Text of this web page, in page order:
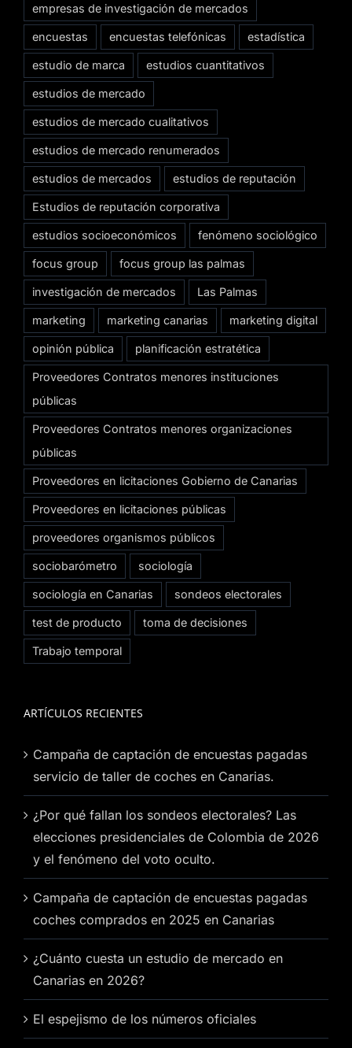
empresas de investigación de mercados
encuestas encuestas telefónicas estadística
estudio de marca estudios cuantitativos
estudios de mercado
estudios de mercado cualitativos
estudios de mercado renumerados
estudios de mercados estudios de reputación
Estudios de reputación corporativa
estudios socioeconómicos fenómeno sociológico
focus group focus group las palmas
investigación de mercados Las Palmas
marketing marketing canarias marketing digital
opinión pública planificación estratética
Proveedores Contratos menores instituciones
públicas
Proveedores Contratos menores organizaciones
públicas
Proveedores en licitaciones Gobierno de Canarias
Proveedores en licitaciones públicas
proveedores organismos públicos
sociobarómetro sociología
sociología en Canarias sondeos electorales
test de producto toma de decisiones
Trabajo temporal
ARTÍCULOS RECIENTES
Campaña de captación de encuestas pagadas
servicio de taller de coches en Canarias.
¿Por qué fallan los sondeos electorales? Las
elecciones presidenciales de Colombia de 2026
y el fenómeno del voto oculto.
Campaña de captación de encuestas pagadas
coches comprados en 2025 en Canarias
¿Cuánto cuesta un estudio de mercado en
Canarias en 2026?
El espejismo de los números oficiales